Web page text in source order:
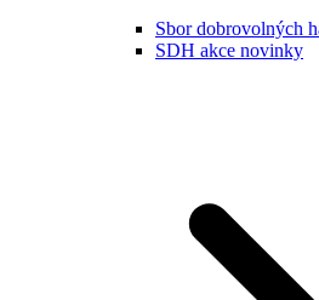
Sbor dobrovolných
SDH akce novinky